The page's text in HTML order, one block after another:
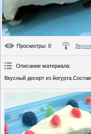
Просмотры: 0
Описание материала:
Вкусный десерт из